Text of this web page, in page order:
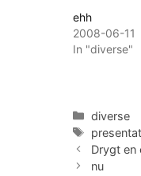
ehh
2008-06-11
In "diverse"
diverse
Tags
Drygt en
nu